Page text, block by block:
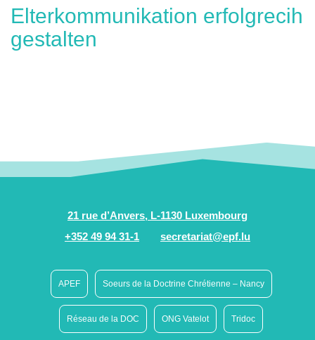
Elterkommunikation erfolgrecih
gestalten
21 rue d’Anvers, L-1130 Luxembourg
+352 49 94 31-1
secretariat@epf.lu
APEF Soeurs de la Doctrine Chrétienne – Nancy
Réseau de la DOC ONG Vatelot Tridoc